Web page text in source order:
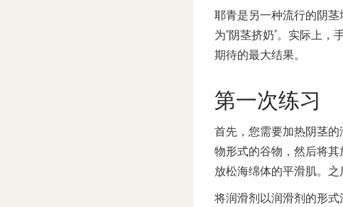
耶青是另一种流行的阴
为“阴茎挤奶”。实际上
期待的最大结果。
第一次练习
首先，您需要加热阴茎
物形式的谷物，然后将
放松海绵体的平滑肌。之
将润滑剂以润滑剂的形